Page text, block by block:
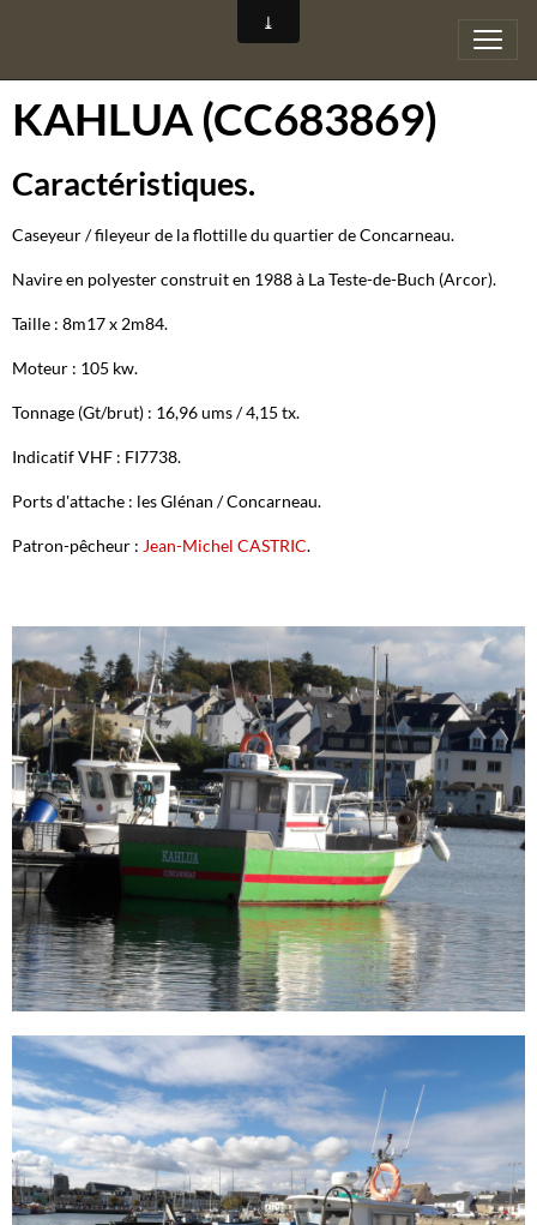
KAHLUA (CC683869)
Caractéristiques.
Caseyeur / fileyeur de la flottille du quartier de Concarneau.
Navire en polyester construit en 1988 à La Teste-de-Buch (Arcor).
Taille : 8m17 x 2m84.
Moteur : 105 kw.
Tonnage (Gt/brut) : 16,96 ums / 4,15 tx.
Indicatif VHF : FI7738.
Ports d'attache : les Glénan / Concarneau.
Patron-pêcheur : Jean-Michel CASTRIC.